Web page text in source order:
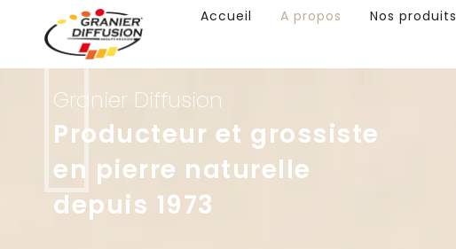
Accueil A propos Nos produits
Granier Diffusion
Producteur et grossiste
en pierre naturelle
depuis 1973